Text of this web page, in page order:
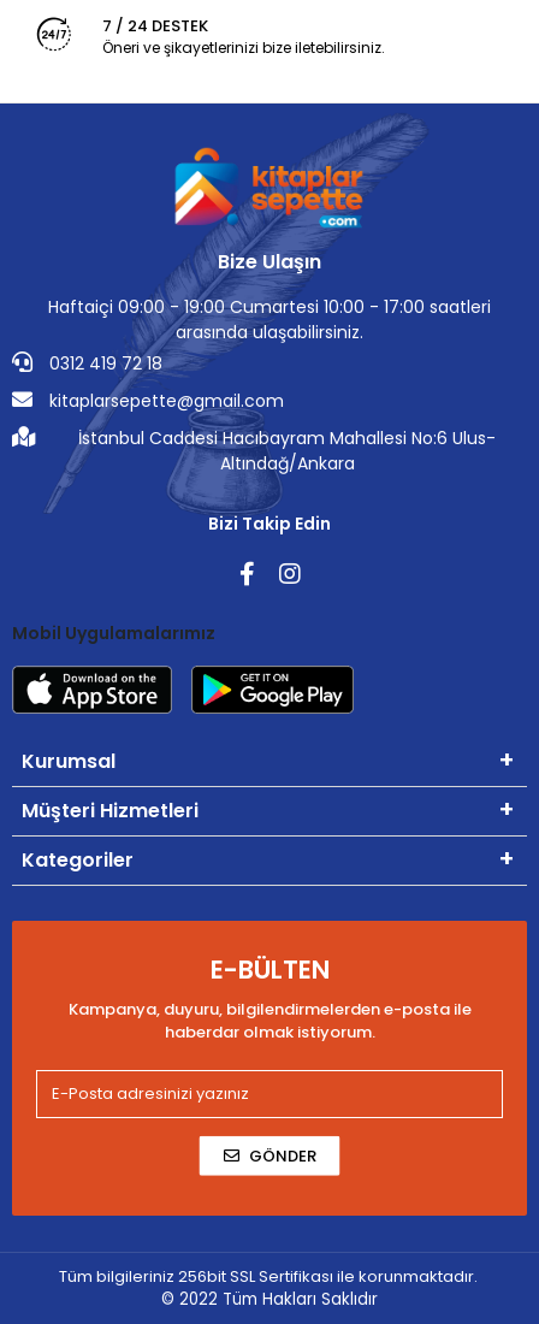
7 / 24 DESTEK
Öneri ve şikayetlerinizi bize iletebilirsiniz.
Bize Ulaşın
Haftaiçi 09:00 - 19:00 Cumartesi 10:00 - 17:00 saatleri
arasında ulaşabilirsiniz.
0312 419 72 18
kitaplarsepette@gmail.com
İstanbul Caddesi Hacıbayram Mahallesi No:6 Ulus-
Altındağ/Ankara
Bizi Takip Edin
Mobil Uygulamalarımız
Kurumsal
Müşteri Hizmetleri
Kategoriler
E-BÜLTEN
Kampanya, duyuru, bilgilendirmelerden e-posta ile
haberdar olmak istiyorum.
GÖNDER
Tüm bilgileriniz 256bit SSL Sertifikası ile korunmaktadır.
© 2022 Tüm Hakları Saklıdır